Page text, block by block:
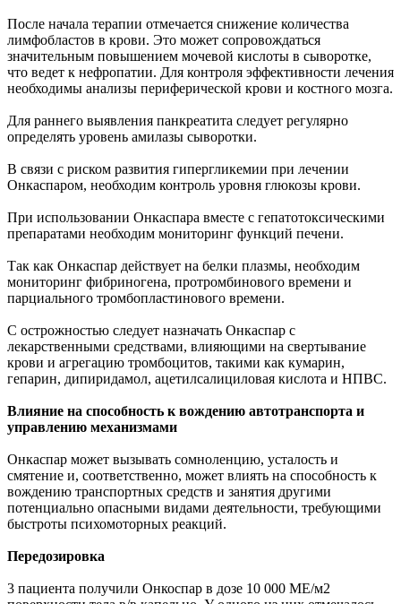
После начала терапии отмечается снижение количества
лимфобластов в крови. Это может сопровождаться
значительным повышением мочевой кислоты в сыворотке,
что ведет к нефропатии. Для контроля эффективности лечения
необходимы анализы периферической крови и костного мозга.
Для раннего выявления панкреатита следует регулярно
определять уровень амилазы сыворотки.
В связи с риском развития гипергликемии при лечении
Онкаспаром, необходим контроль уровня глюкозы крови.
При использовании Онкаспара вместе с гепатотоксическими
препаратами необходим мониторинг функций печени.
Так как Онкаспар действует на белки плазмы, необходим
мониторинг фибриногена, протромбинового времени и
парциального тромбопластинового времени.
С острожностью следует назначать Онкаспар с
лекарственными средствами, влияющими на свертывание
крови и агрегацию тромбоцитов, такими как кумарин,
гепарин, дипиридамол, ацетилсалициловая кислота и НПВС.
Влияние на способность к вождению автотранспорта и
управлению механизмами
Онкаспар может вызывать сомноленцию, усталость и
смятение и, соответственно, может влиять на способность к
вождению транспортных средств и занятия другими
потенциально опасными видами деятельности, требующими
быстроты психомоторных реакций.
Передозировка
3 пациента получили Онкоспар в дозе 10 000 МЕ/м2